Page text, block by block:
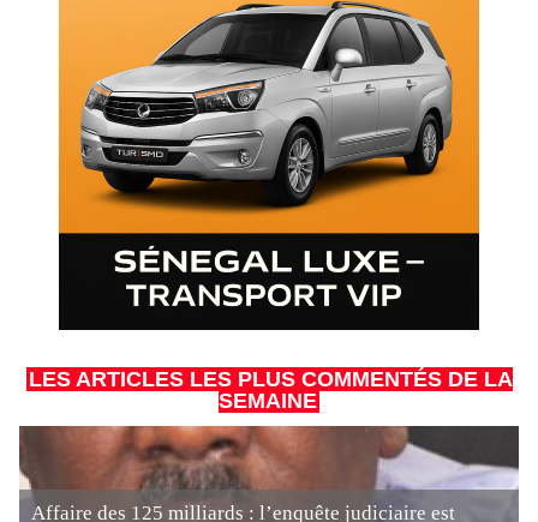
LES ARTICLES LES PLUS COMMENTÉS DE LA
SEMAINE
Affaire des 125 milliards : l’enquête judiciaire est